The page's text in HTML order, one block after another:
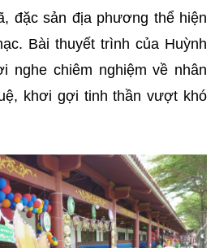
đặc sản địa phương thể hiện
Bài thuyết trình của Huỳnh
nghe chiêm nghiệm về nhân
khơi gợi tinh thần vượt khó